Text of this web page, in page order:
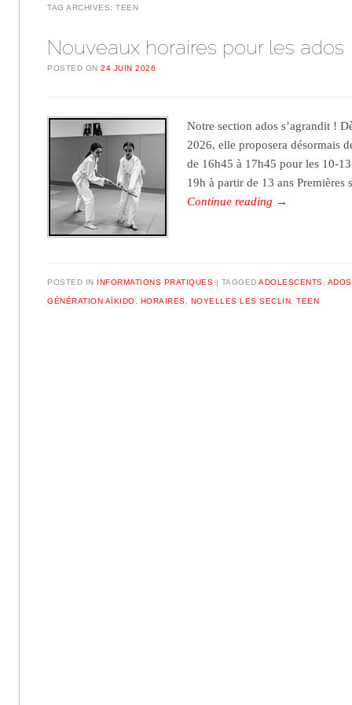
TAG ARCHIVES:TEEN
Nouveaux horaires pour les ados
POSTED ON24 JUIN 2026
Notre section ados s’agrandit !
2026, elle proposera désormais
de 16h45 à 17h45 pour les 10-
19h à partir de 13 ans Premières
Continue reading →
POSTED IN INFORMATIONS PRATIQUES TAGGEDADOLESCENTS ADOS
GÉNÉRATION AÏKIDO HORAIRES NOYELLES LES SECLIN ,TEEN